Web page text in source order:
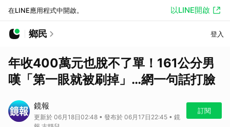
在LINE應用程式中開啟。 以LINE開啟
鄉民 登入
年收400萬元也脫不了單！161公分男
嘆「第一眼就被刷掉」…網一句話打臉
鏡報
更新於 06月18日02:48 • 發布於 06月17日22:45 • 鏡
訂閱